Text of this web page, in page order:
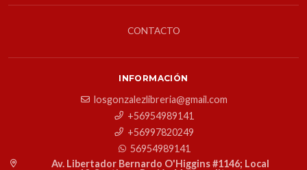
CONTACTO
INFORMACIÓN
losgonzalezlibreria@gmail.com
+56954989141
+56997820249
56954989141
Av. Libertador Bernardo O'Higgins #1146; Local